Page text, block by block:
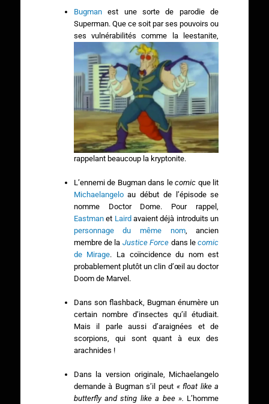
Bugmanest une sorte de parodie de
Superman. Que ce soit par ses pouvoirs ou
sesvulnérabilités comme la leestanite,
rappelant beaucoup la kryptonite.
L’ennemi de Bugman dans lecomic que lit
Michaelangeloau début de l’épisode se
nomme Doctor Dome. Pour rappel,
Eastmanet Laird avaient déjà introduits un
personnage du même nom, ancien
membre de la Justice Force dans lecomic
de Mirage. La coïncidence du nom est
probablement plutôt un clin d’œil au doctor
Doom de Marvel.
Dans son flashback, Bugman énumère un
certain nombre d’insectes qu’il étudiait.
Mais il parle aussi d’araignées et de
scorpions, qui sont quant à eux des
arachnides !
Dans la version originale, Michaelangelo
demande à Bugman s’il peut « float like a
butterfly and sting like a bee ». L’homme